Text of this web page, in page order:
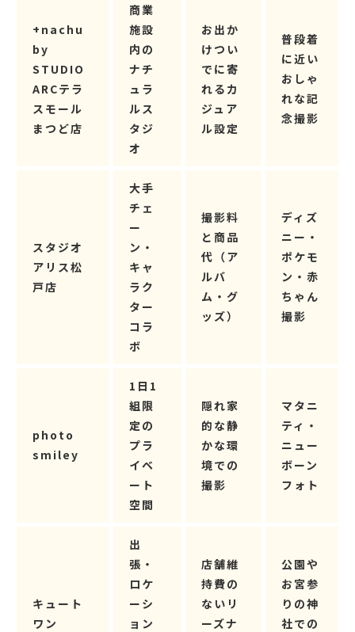
+nachu
by
STUDIO
ARCテラ
スモール
まつど店
商業
施設
内の
ナチ
ュラ
ルス
タジ
オ
お出か
けつい
でに寄
れるカ
ジュア
ル設定
普段着
に近い
おしゃ
れな記
念撮影
スタジオ
アリス松
戸店
大手
チェ
ー
ン・
キャ
ラク
ター
コラ
ボ
撮影料
と商品
代（ア
ルバ
ム・グ
ッズ）
ディズ
ニー・
ポケモ
ン・赤
ちゃん
撮影
photo
smiley
1日1
組限
定の
プラ
イベ
ート
空間
隠れ家
的な静
かな環
境での
撮影
マタニ
ティ・
ニュー
ボーン
フォト
キュート
ワン
出
張・
ロケ
ーシ
ョン
店舗維
持費の
ないリ
ーズナ
公園や
お宮参
りの神
社での